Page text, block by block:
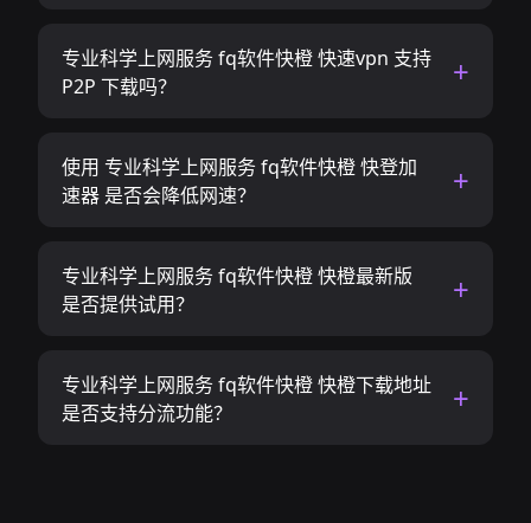
专业科学上网服务 fq软件快橙 快速vpn 支持
P2P 下载吗？
使用 专业科学上网服务 fq软件快橙 快登加
速器 是否会降低网速？
专业科学上网服务 fq软件快橙 快橙最新版
是否提供试用？
专业科学上网服务 fq软件快橙 快橙下载地址
是否支持分流功能？